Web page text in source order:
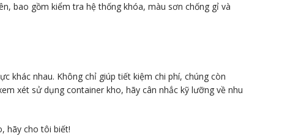
bao gồm kiểm tra hệ thống khóa, màu sơn chống gỉ và
khác nhau. Không chỉ giúp tiết kiệm chi phí, chúng còn
xét sử dụng container kho, hãy cân nhắc kỹ lưỡng về nhu
hãy cho tôi biết!